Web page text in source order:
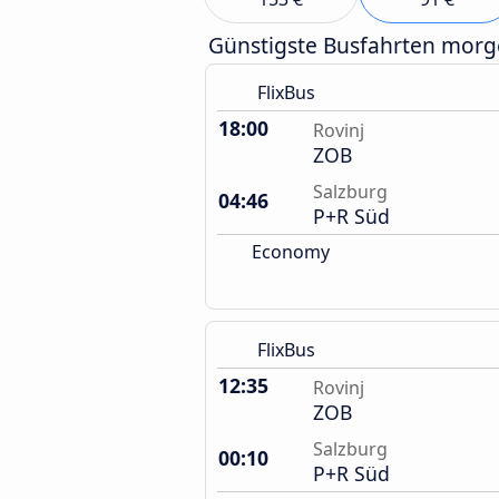
Günstigste Busfahrten
FlixBus
18:00 Rovinj
ZOB
04:46
Salzburg
P+R Süd
Economy
FlixBus
12:35 Rovinj
ZOB
00:10
Salzburg
P+R Süd